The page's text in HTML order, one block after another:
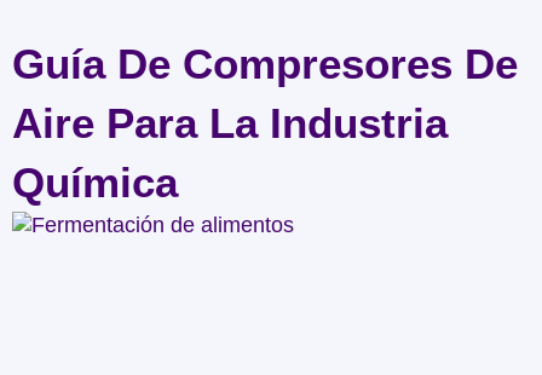
Guía De Compresores De
Aire Para La Industria
Química